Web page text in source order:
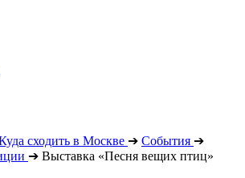
сходить в Москве ➔ События ➔
➔ Выставка «Песня вещих птиц»